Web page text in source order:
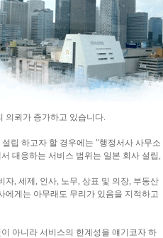
의뢰가 증가하고 있습니다.
립 하고자 할 경우에는 "행정서사 사무소
대응하는 서비스 범위는 일본 회사 설립,
, 세제, 인사, 노무, 상표 및 의장, 부동산
에게는 아무래도 무리가 있음을 지적하고
아니라 서비스의 한계성을 얘기코자 하